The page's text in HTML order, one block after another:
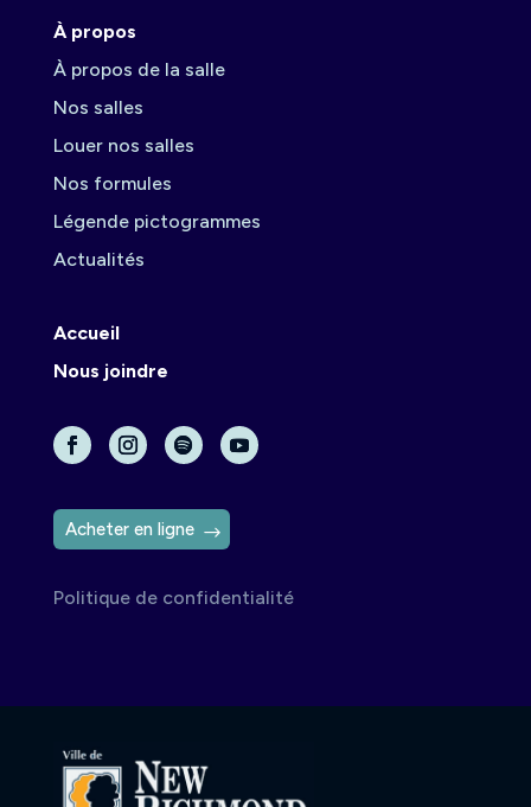
À propos
À propos de la salle
Nos salles
Louer nos salles
Nos formules
Légende pictogrammes
Actualités
Accueil
Nous joindre
Acheter en ligne
Politique de confidentialité